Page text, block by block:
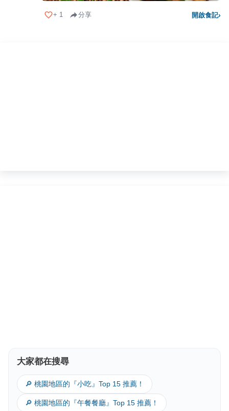
+ 1 分享 開啟食記›
大家都在搜尋
🔎 桃園地區的『小吃』Top 15 推薦！
🔎 桃園地區的『午餐餐廳』Top 15 推薦！